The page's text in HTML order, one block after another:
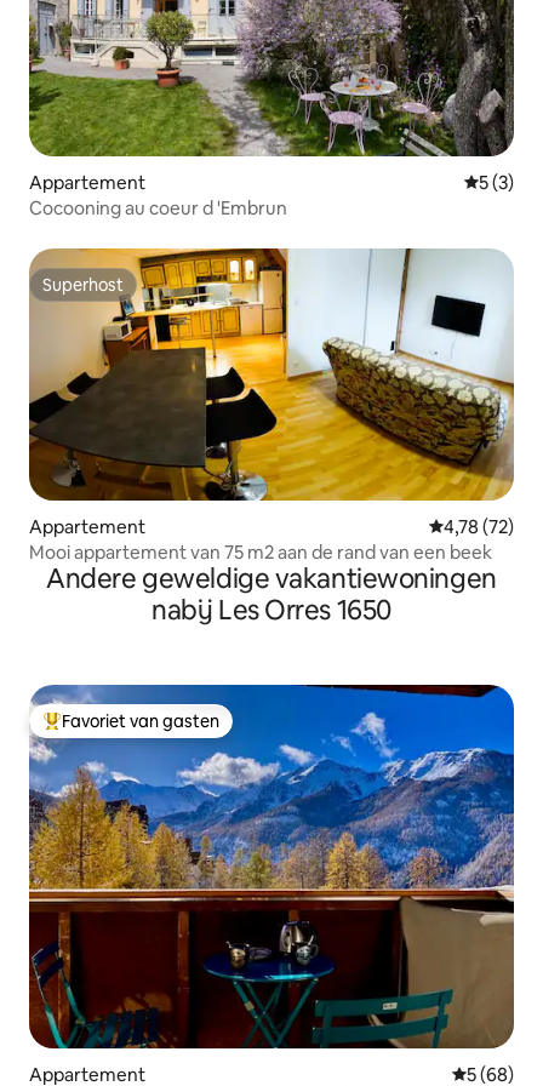
Appartement
5 (3)
Cocooning au coeur d 'Embrun
Superhost
Superhost
Appartement Gemiddelde
4,78 (72)
Mooi appartement van 75 m2 aan de rand van een beek
Andere geweldige vakantiewoningen
nabij Les Orres 1650
Topfavoriet van gasten
Favoriet van gasten
Appartement
5 (68)